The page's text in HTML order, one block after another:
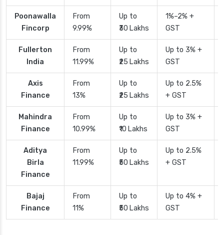
Poonawalla
Fincorp
From
9.99%
Up to
₹30 Lakhs
1%–2% +
GST
Fullerton
India
From
11.99%
Up to
₹25 Lakhs
Up to 3% +
GST
Axis
Finance
From
13%
Up to
₹25 Lakhs
Up to 2.5%
+ GST
Mahindra
Finance
From
10.99%
Up to
₹10 Lakhs
Up to 3% +
GST
Aditya
Birla
Finance
From
11.99%
Up to
₹50 Lakhs
Up to 2.5%
+ GST
Bajaj
Finance
From
11%
Up to
₹50 Lakhs
Up to 4% +
GST